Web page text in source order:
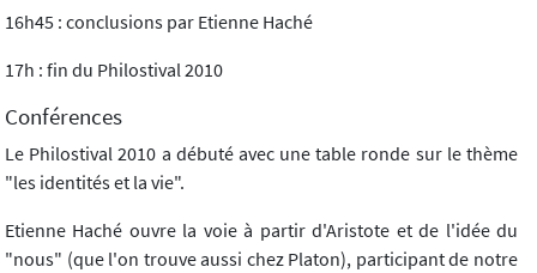
16h45 : conclusions par Etienne Haché
17h : fin du Philostival 2010
Conférences
Le Philostival 2010 a débuté avec une table ronde sur le thème
"les identités et la vie".
Etienne Haché ouvre la voie à partir d'Aristote et de l'idée du
"nous" (que l'on trouve aussi chez Platon), participant de notre